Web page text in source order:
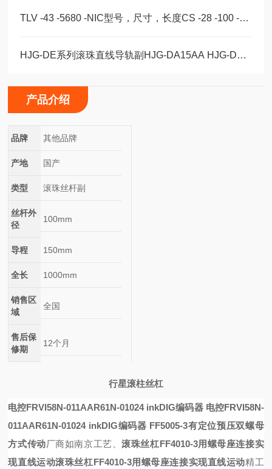
TLV -43 -5680 -NIC型号，尺寸，长度CS -28 -100 -2RS -B -NIC 。
HJG-DE系列滚珠直线导轨副HJG-DA15AA HJG-DA20AA HJG-DA20AAL
产品介绍
品牌 其他品牌
产地 国产
类型 滚珠丝杆副
丝杆外
径
100mm
导程 150mm
全长 1000mm
销售区
域
全国
售后保
修期
12个月
行星滚柱丝杠
电控FRVI58N-011AAR61N-01024 inkDIG编码器 电控FRVI58N-
011AAR61N-01024 inkDIG编码器 FF5005-3有定位预压双螺母
方式传动厂商如南京工艺、滚珠丝杠FF4010-3用螺母座连接实
现直线运动滚珠丝杠FF4010-3用螺母座连接实现直线运动精工